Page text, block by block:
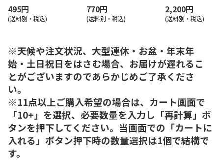
495円
(送料別・税込)
770円
(送料別・税込)
2,200円
(送料別・税込)
※天候や注文状況、大型連休・お盆・年末年
始・土日祝日をはさむ場合、お届けが遅れるこ
とがございますのであらかじめご了承くださ
い。
※11点以上ご購入希望の場合は、カート画面で
「10+」を選択、必要数量を入力し「再計算」ボ
タンを押下してください。当画面での「カートに
入れる」ボタン押下時の数量選択は1個で結構で
す。